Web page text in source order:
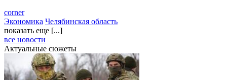
corner
Экономика Челябинская область
показать еще [...]
все новости
Актуальные сюжеты